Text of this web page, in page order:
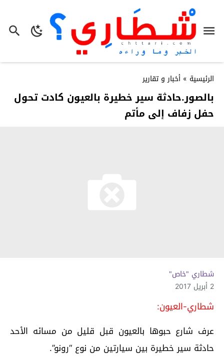
الرئيسية » أخبار و تقارير
بالصور.حادثة سير خطيرة بالعيون كادت تحول
حفل زفاف إلى مأتم
شطاري "خاص"
2 أبريل 2017
شطاري-العيون:
عرف شارع حبوها بالعيون قبل قليل من مسائه الأحد
حادثة سير خطيرة بين سيارتين من نوع “رونو”.